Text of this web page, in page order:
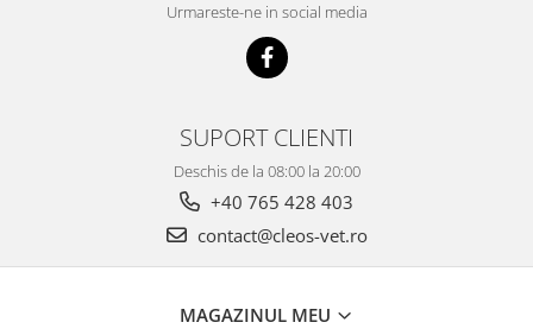
Urmareste-ne in social media
SUPORT CLIENTI
Deschis de la 08:00 la 20:00
+40 765 428 403
contact@cleos-vet.ro
MAGAZINUL MEU